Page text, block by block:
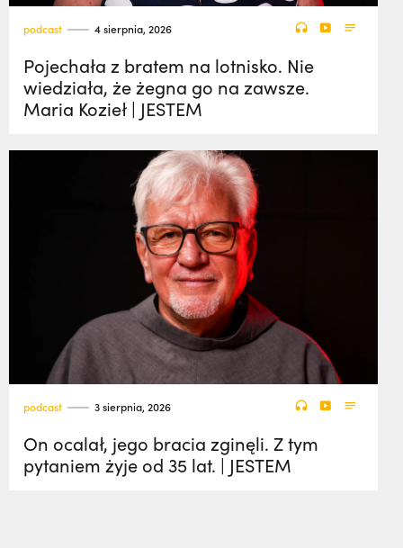
podcast 4 sierpnia, 2026
Pojechała z bratem na lotnisko. Nie
wiedziała, że żegna go na zawsze.
Maria Kozieł | JESTEM
podcast 3 sierpnia, 2026
On ocalał, jego bracia zginęli. Z tym
pytaniem żyje od 35 lat. | JESTEM